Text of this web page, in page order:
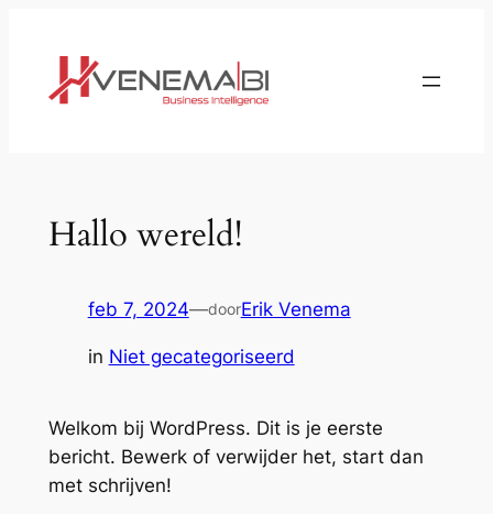
inhoud
Hallo wereld!
feb 7, 2024—doorErik Venema
in Niet gecategoriseerd
Welkom bij WordPress. Dit is je eerste
bericht. Bewerk of verwijder het, start dan
met schrijven!